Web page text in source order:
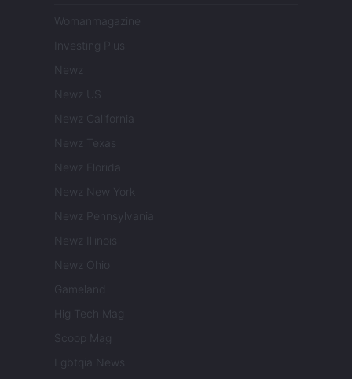
Womanmagazine
Investing Plus
Newz
Newz US
Newz California
Newz Texas
Newz Florida
Newz New York
Newz Pennsylvania
Newz Illinois
Newz Ohio
Gameland
Hig Tech Mag
Scoop Mag
Lgbtqia News